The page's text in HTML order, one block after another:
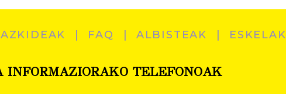
FAQ ALBISTEAK ESKELAK
INFORMAZIORAKO TELEFONOAK